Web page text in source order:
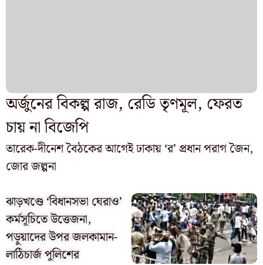
তারেক-দীনেশ বৈঠকের আগেই ঢাকায় ‘র’ প্রধান পরাগ জৈন,
জোর জল্পনা
ঝাড়খণ্ডে ‘বিধানসভা ঘেরাও’
কর্মসূচিতে উত্তেজনা,
পড়ুয়াদের উপর জলকামান-
লাঠিচার্জ পুলিশের
অর্জুনের বিকল্প রাজ, রেডি তৃণমূল, ফেরত
চায় না বিজেপি